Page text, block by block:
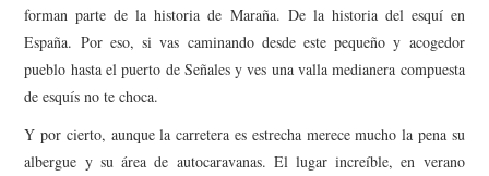
forman parte de la historia de Maraña. De la historia del esquí en
España. Por eso, si vas caminando desde este pequeño y acogedor
pueblo hasta el puerto de Señales y ves una valla medianera compuesta
de esquís no te choca.
Y por cierto, aunque la carretera es estrecha merece mucho la pena su
albergue y su área de autocaravanas. El lugar increíble, en verano